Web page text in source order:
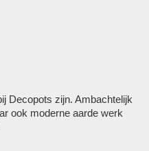
Decopots zijn. Ambachtelijk
ook moderne aarde werk